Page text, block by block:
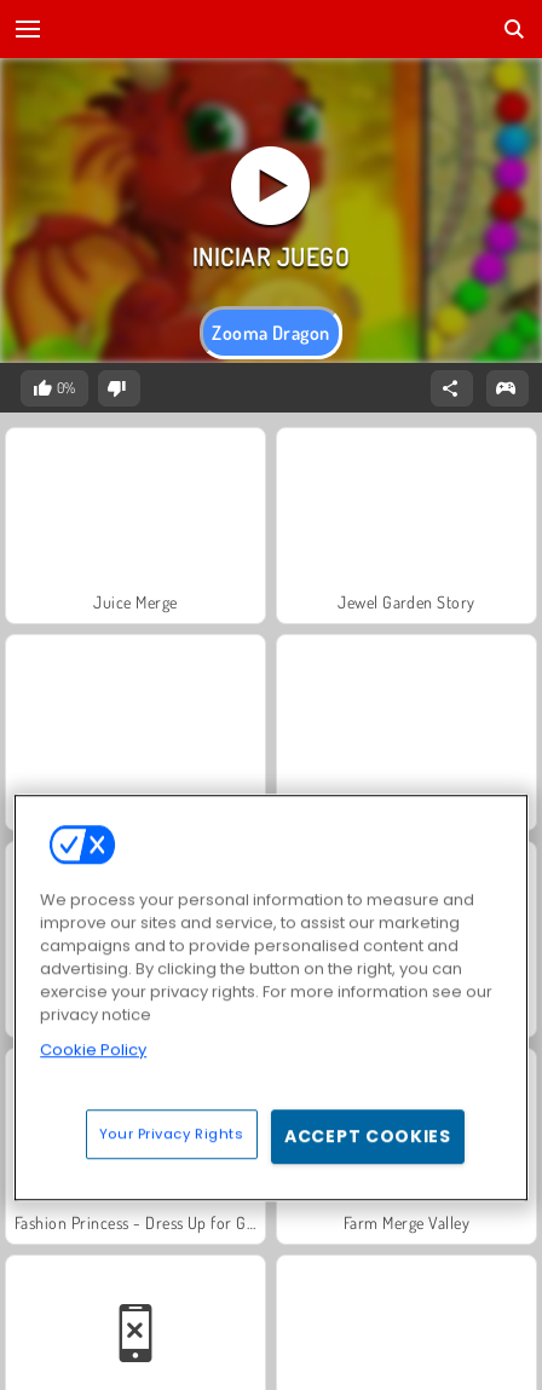
Zooma Dragon
0%
Juice Merge Jewel Garden Story
Scala 40
Farm Merge Valley
We process your personal information to measure and
improve our sites and service, to assist our marketing
campaigns and to provide personalised content and
advertising. By clicking the button on the right, you can
exercise your privacy rights. For more information see our
privacy notice
Cookie Policy
Your Privacy Rights ACCEPT COOKIES